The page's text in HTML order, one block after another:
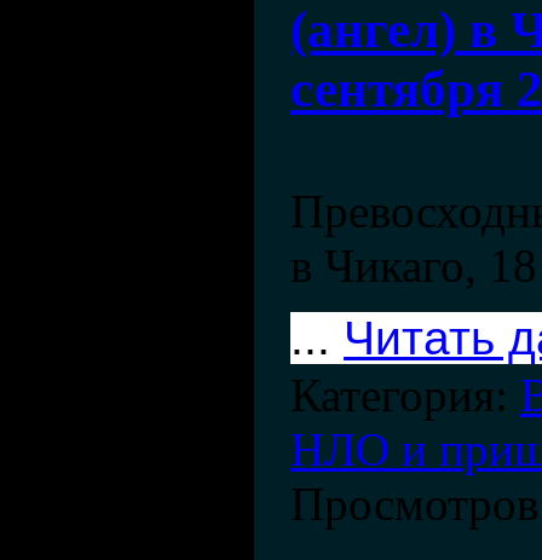
(ангел) в
сентября
в Чикаго,
... Читать
Категория:
НЛО и